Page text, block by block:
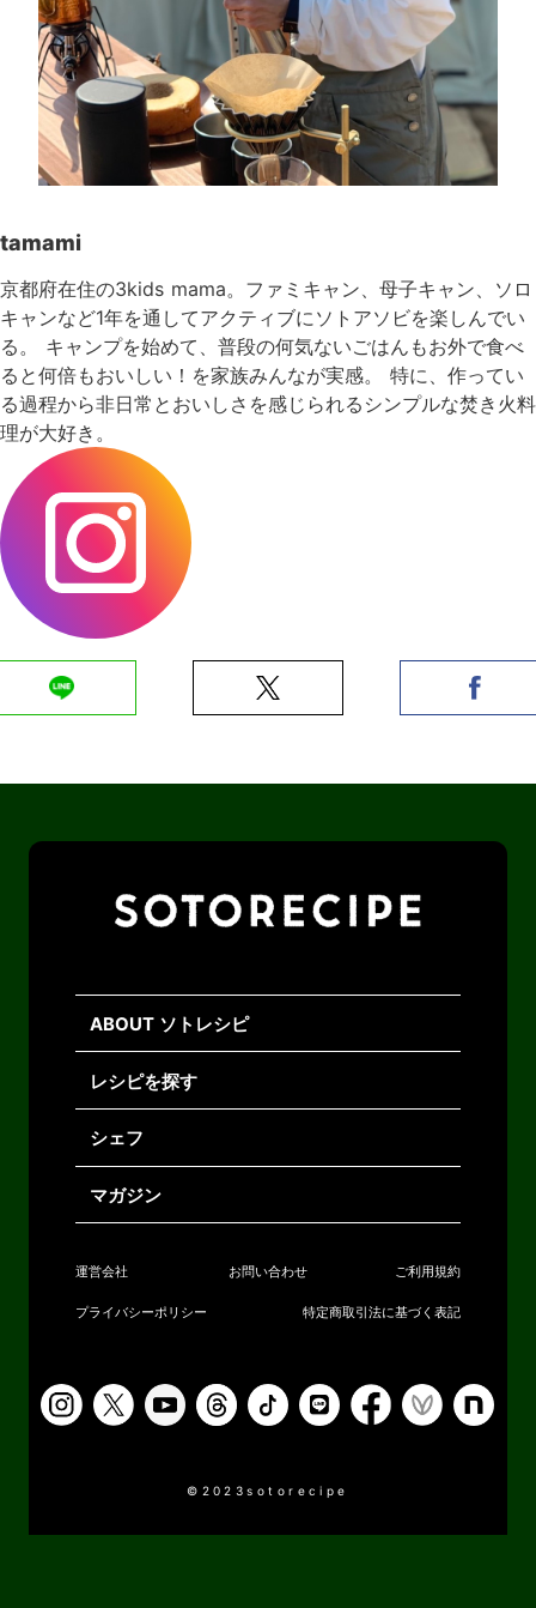
tamami
京都府在住の3kids mama。ファミキャン、母子キャン、ソロ
キャンなど1年を通してアクティブにソトアソビを楽しんでい
る。 キャンプを始めて、普段の何気ないごはんもお外で食べ
ると何倍もおいしい！を家族みんなが実感。 特に、作ってい
る過程から非日常とおいしさを感じられるシンプルな焚き火料
理が大好き。
ABOUT ソトレシピ
レシピを探す
シェフ
マガジン
運営会社 お問い合わせ ご利用規約
プライバシーポリシー 特定商取引法に基づく表記
©2023sotorecipe